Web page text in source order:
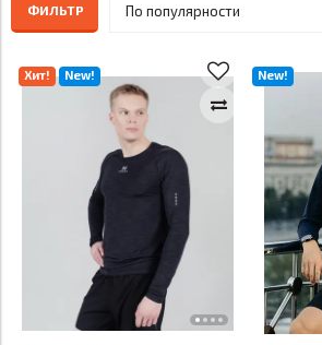
ФИЛЬТР
Хит! New! New!